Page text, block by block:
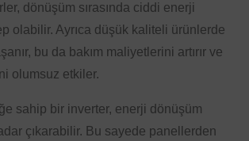
dönüşüm sırasında ciddi enerji
olabilir. Ayrıca düşük kaliteli ürünlerde
bu da bakım maliyetlerini artırır ve
olumsuz etkiler.
sahip bir inverter, enerji dönüşüm
çıkarabilir. Bu sayede panellerden